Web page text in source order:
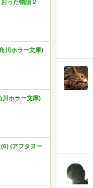
った物語２
川ホラー文庫)
川ホラー文庫)
(アフタヌー